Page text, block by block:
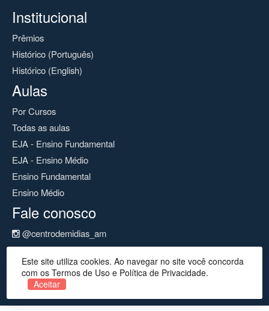
Institucional
Prêmios
Histórico (Português)
Histórico (English)
Aulas
Por Cursos
Todas as aulas
EJA - Ensino Fundamental
EJA - Ensino Médio
Ensino Fundamental
Ensino Médio
Fale conosco
@centrodemidias_am
@centrodemidias
cemeam@seduc.net
Este site utiliza cookies. Ao navegar no site você concorda
com os Termos de Uso e Política de Privacidade.
Aceitar